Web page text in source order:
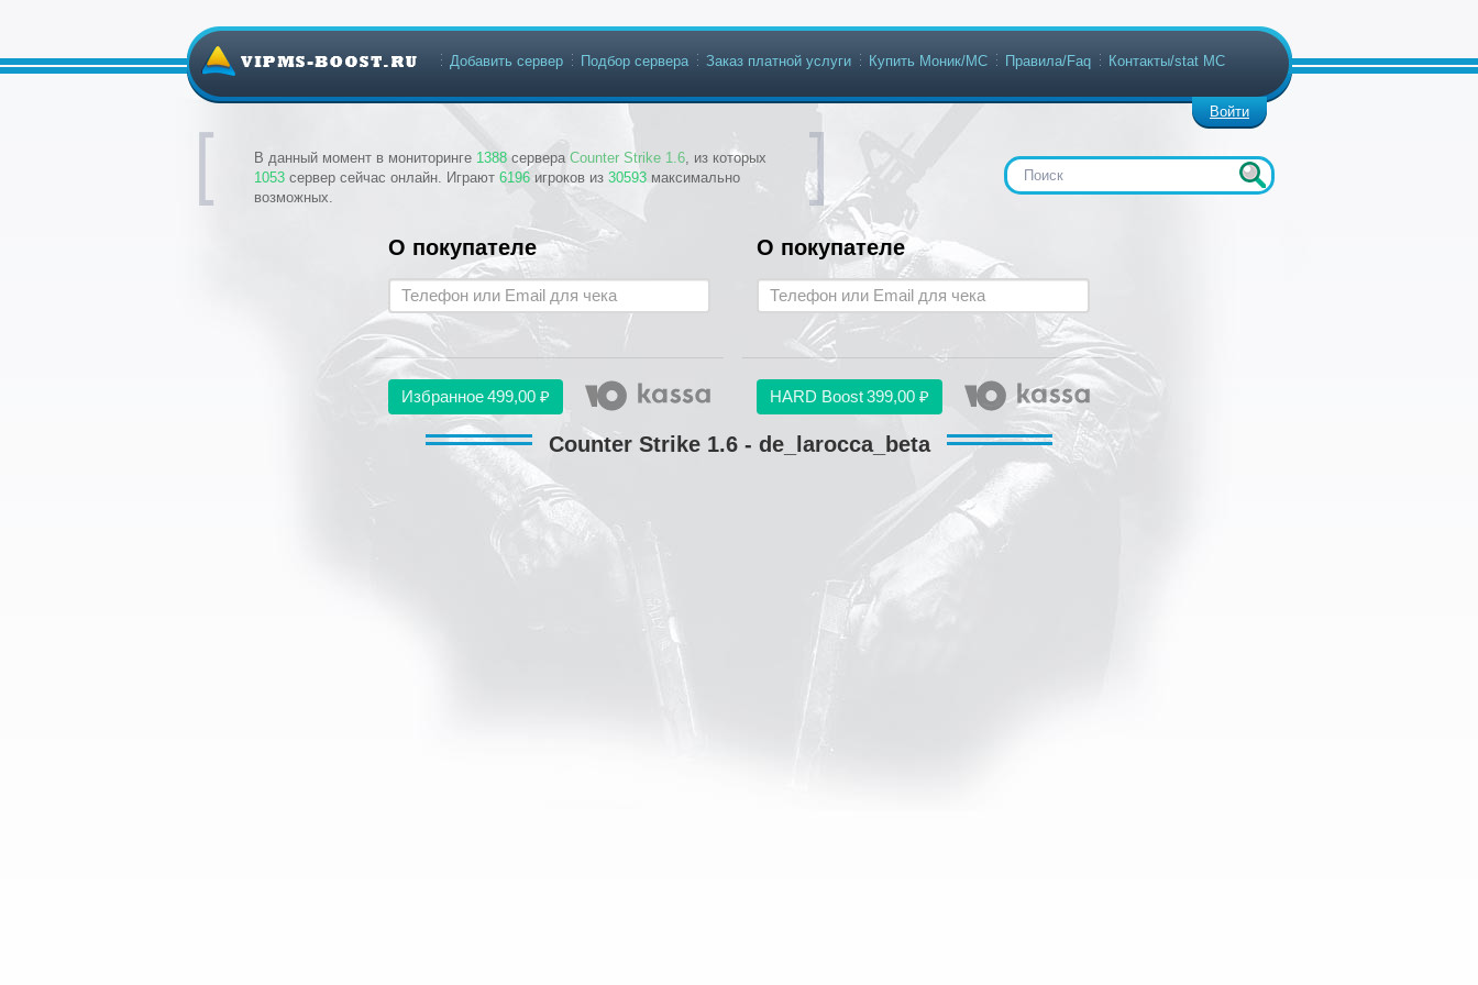
В данный момент в мониторинге 1388 сервера Counter Strike 1.6, из которых
1053 сервер сейчас онлайн. Играют 6196 игроков из 30593 максимально
возможных.
Войти
Добавить сервер Подбор сервера Заказ платной услуги Купить Моник/МС Правила/Faq Контакты/stat МС
О покупателе
Избранное499,00 ₽
О покупателе
HARD Boost399,00 ₽
Counter Strike 1.6 - de_larocca_beta